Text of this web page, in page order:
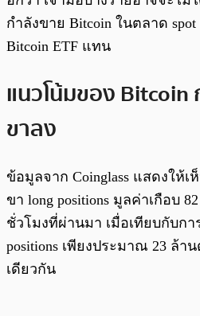
กำลังขาย Bitcoin ในตลาด
Bitcoin ETF แทน
แนวโน้มของ Bitcoin
ขาลง
ข้อมูลจาก Coinglass แสดงให้
ขา long positions มูลค่าเกือบ
ชั่วโมงที่ผ่านมา เมื่อเทียบกับก
positions เพียงประมาณ 23 ล้า
เดียวกัน